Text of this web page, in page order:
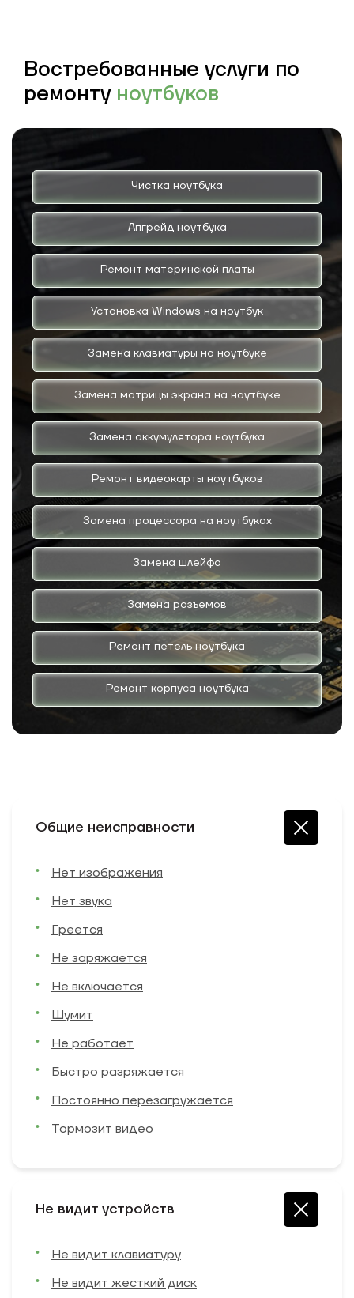
Востребованные услуги по
ремонту ноутбуков
Чистка ноутбука
Апгрейд ноутбука
Ремонт материнской платы
Установка Windows на ноутбук
Замена клавиатуры на ноутбуке
Замена матрицы экрана на ноутбуке
Замена аккумулятора ноутбука
Ремонт видеокарты ноутбуков
Замена процессора на ноутбуках
Замена шлейфа
Замена разъемов
Ремонт петель ноутбука
Ремонт корпуса ноутбука
Общие неисправности
Нет изображения
Нет звука
Греется
Не заряжается
Не включается
Шумит
Не работает
Быстро разряжается
Постоянно перезагружается
Тормозит видео
Не видит устройств
Не видит клавиатуру
Не видит жесткий диск